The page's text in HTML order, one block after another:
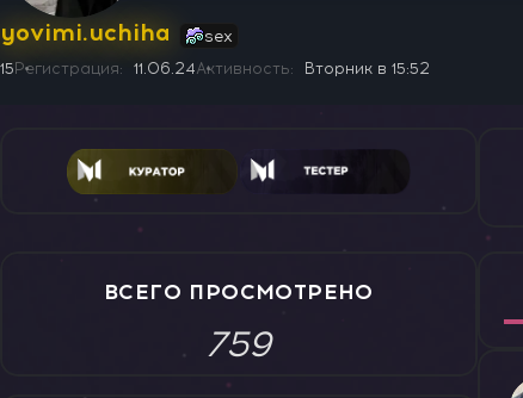
yovimi.uchiha sex
15 Регистрация 11.06.24Активность Вторник в 15:52
ВСЕГО ПРОСМОТРЕНО
759